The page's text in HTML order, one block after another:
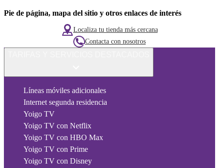
Pie de página, mapa del sitio y otros enlaces de interés
Localiza tu tienda más cercana
Contacta con nosotros
Líneas móviles adicionales
Internet segunda residencia
Yoigo TV
Yoigo TV con Netflix
Yoigo TV con HBO Max
Yoigo TV con Prime
Yoigo TV con Disney